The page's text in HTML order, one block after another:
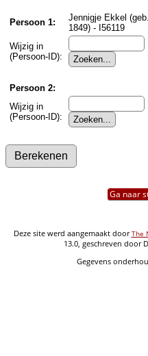
Persoon 1:
Jennigje Ekkel (geb.
1849) - I56119
Wijzig in
(Persoon-ID):
Persoon 2:
Wijzig in
(Persoon-ID):
Ga naar
Deze site werd aangemaakt doorThe
13.0, geschreven door
Gegevens